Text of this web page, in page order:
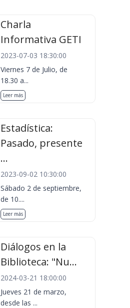
Charla
Informativa GETI
2023-07-03 18:30:00
Viernes 7 de Julio, de
18.30 a...
Leer más
Estadística:
Pasado, presente
...
2023-09-02 10:30:00
Sábado 2 de septiembre,
de 10....
Leer más
Diálogos en la
Biblioteca: "Nu...
2024-03-21 18:00:00
Jueves 21 de marzo,
desde las ...